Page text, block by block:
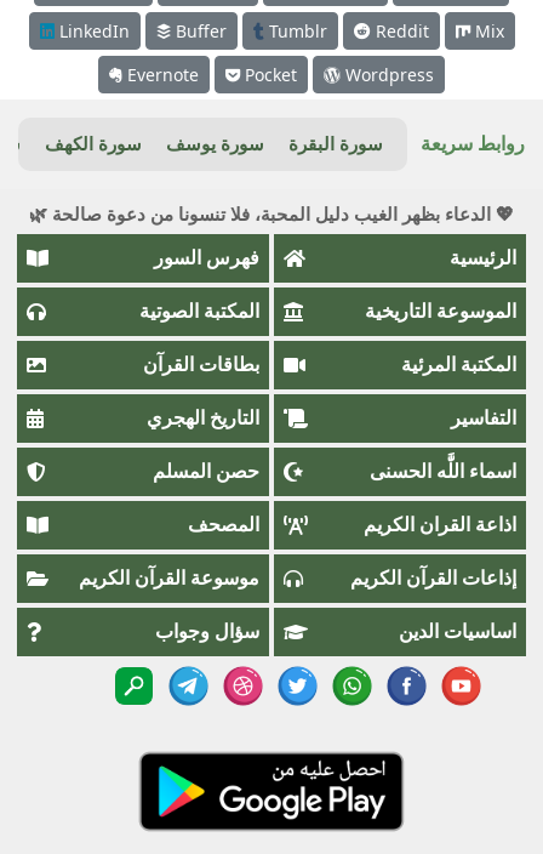
LinkedIn
Buffer Tumblr Reddit
Mix
Evernote
Pocket Wordpress
روابط سريعة سورة البقرة سورة يوسف سورة الكهف
💖 الدعاء بظهر الغيب دليل المحبة، فلا تنسونا من دعوة صالحة 🌿
الرئيسية فهرس السور
الموسوعة التاريخية المكتبة الصوتية
المكتبة المرئية بطاقات القرآن
التفاسير التاريخ الهجري
اسماء اللَّٰه الحسنى حصن المسلم
اذاعة القران الكريم المصحف
إذاعات القرآن الكريم موسوعة القرآن الكريم
اساسيات الدين سؤال وجواب